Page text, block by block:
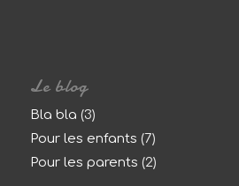
Le blog
Bla bla (3)
Pour les enfants (7)
Pour les parents (2)